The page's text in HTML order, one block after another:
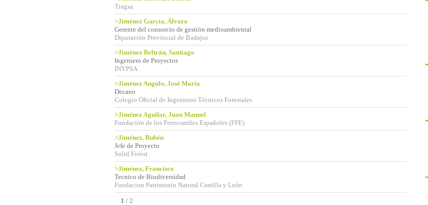
Tragsa
>Jiménez García, Álvaro
Gerente del consorcio de gestión medioambiental
Diputación Provincial de Badajoz
>Jiménez Beltrán, Santiago
Ingeniero de Proyectos
INYPSA
>Jiménez Angulo, José María
Decano
Colegio Oficial de Ingenieros Técnicos Forestales
>Jiménez Aguilar, Juan Manuel
Fundación de los Ferrocarriles Españoles (FFE)
>Jiménez, Rubén
Jefe de Proyecto
Solid Forest
>Jiménez, Francisco
Tecnico de Biodiversidad
Fundacion Patrimonio Natural Castilla y León
1 / 2